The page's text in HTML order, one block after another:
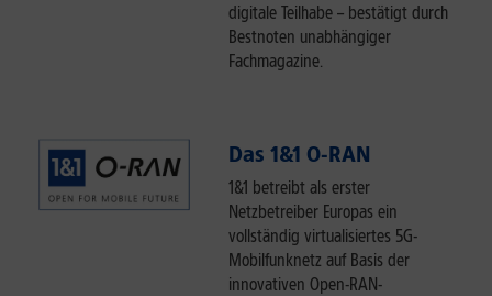
digitale Teilhabe – bestätigt durch
Bestnoten unabhängiger
Fachmagazine.
Das 1&1 O-RAN
1&1 betreibt als erster
Netzbetreiber Europas ein
vollständig virtualisiertes 5G-
Mobilfunknetz auf Basis der
innovativen Open-RAN-